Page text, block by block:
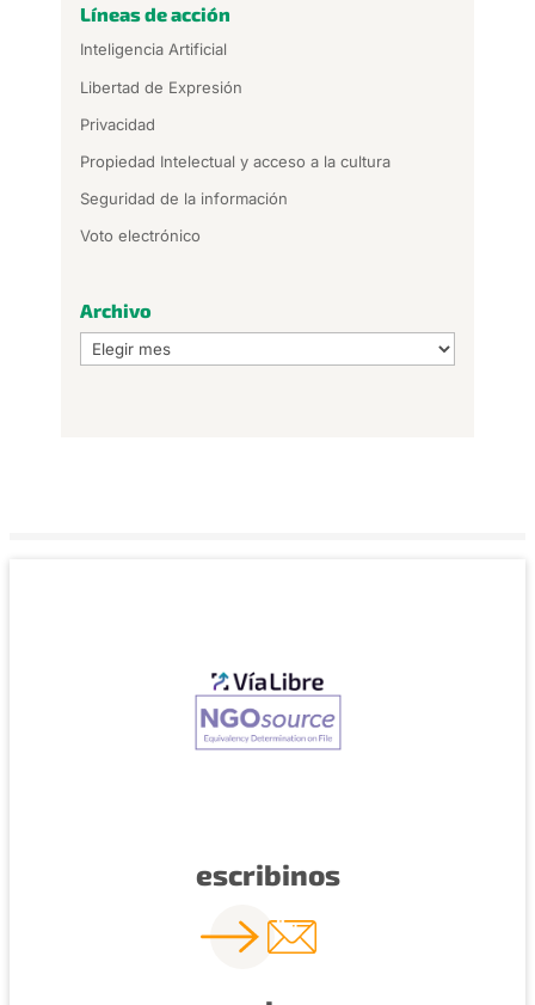
Líneas de acción
Inteligencia Artificial
Libertad de Expresión
Privacidad
Propiedad Intelectual y acceso a la cultura
Seguridad de la información
Voto electrónico
Archivo
Archivo
escribinos